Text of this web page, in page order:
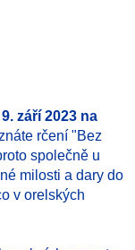
září 2023 na
rčení "Bez
společně u
milosti a dary do
v orelských